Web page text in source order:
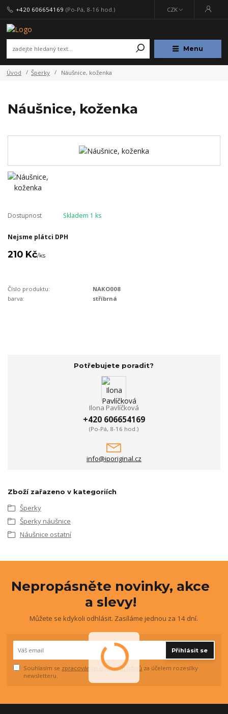
Menu
CZK
+420 606654169 (Po-Pá, 8-16 hod.)
Úvod Šperky Náušnice, koženka
Náušnice, koženka
Dostupnost Skladem 1 ks
Nejsme plátci DPH
210 Kč/ks
Číslo produktu:
NAKO008
barva:
stříbrná
Potřebujete poradit?
Ilona Pavlíčková
+420 606654169
(Po-Pá, 8-16 hod.)
info@iporiginal.cz
Zboží zařazeno v kategoriích
Šperky
Šperky náušnice
Náušnice ostatní
Nepropásněte novinky, akce
a slevy!
Můžete se kdykoli odhlásit. Zasíláme jednou za 14 dní.
Přihlásit se
Souhlasím se zpracováním osobních údajů za účelem rozesílky
newsletteru.